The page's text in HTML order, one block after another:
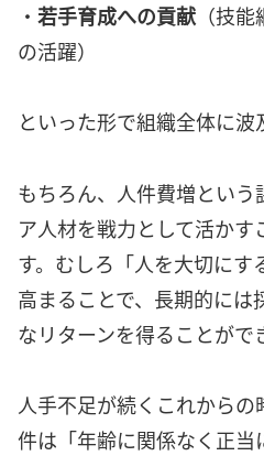
・ 若手育成への貢献 （技
の活躍）
といった形で組織全体に波
もちろん、人件費増とい
ア人材を戦力として活か
す。むしろ「人を大切に
高まることで、長期的には
なリターンを得ることがで
人手不足が続くこれから
件は「年齢に関係なく正